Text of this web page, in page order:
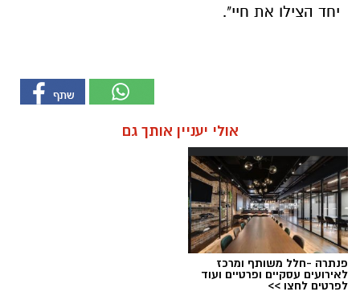
יחד הצילו את חיי".
אולי יעניין אותך גם
פנתרה -חלל משותף ומרכז
לאירועים עסקיים ופרטיים ועוד
לפרטים לחצו >>